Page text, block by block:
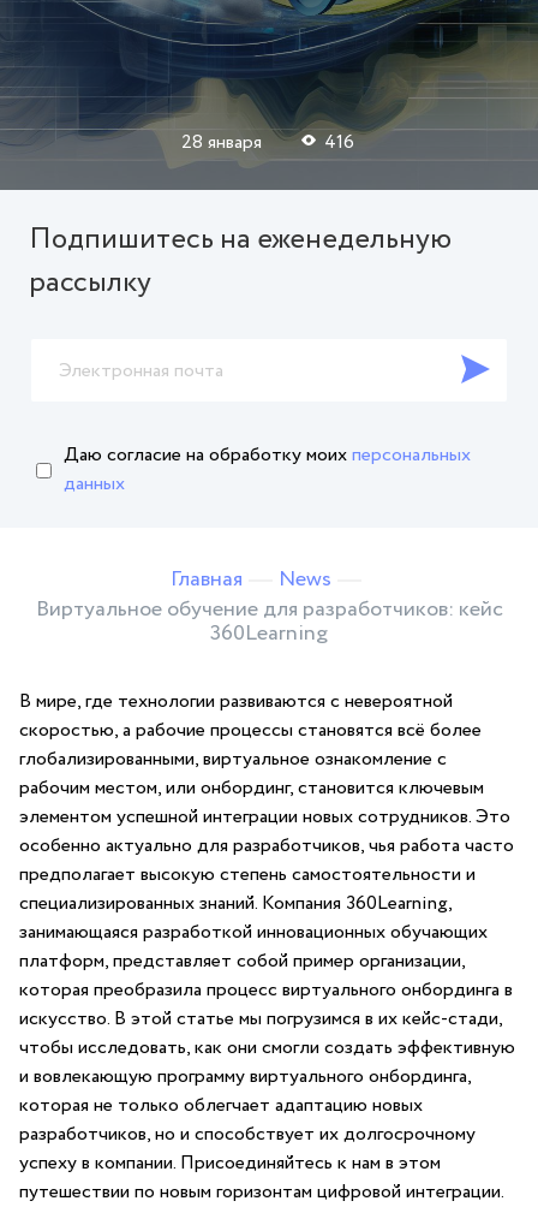
28 января 416
Подпишитесь на еженедельную
рассылку
Даю согласие на обработкумоихперсональных
данных
Главная
News
Виртуальное обучение для разработчиков: кейс
360Learning
В мире, где технологии развиваются с невероятной
скоростью, а рабочие процессы становятся ‌всё более
глобализированными, виртуальное ознакомление с
рабочим местом, или онбординг, становится ключевым⁤
элементом успешной‌ интеграции новых ⁢сотрудников. Это
особенно актуально для разработчиков, чья работа часто
предполагает высокую степень самостоятельности и
специализированных знаний. Компания 360Learning,
занимающаяся разработкой инновационных обучающих‌
платформ, представляет‌ собой пример организации,
которая преобразила процесс виртуального онбординга⁤ в
искусство. В этой статье мы‌ погрузимся в их кейс-стади,
чтобы исследовать, как они смогли ⁢создать эффективную
и вовлекающую программу виртуального онбординга,
которая не только облегчает адаптацию новых
разработчиков, но и способствует их долгосрочному
успеху в компании. Присоединяйтесь ⁤к нам в этом
путешествии по новым ⁤горизонтам цифровой интеграции.